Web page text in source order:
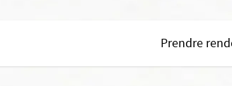
Prendre